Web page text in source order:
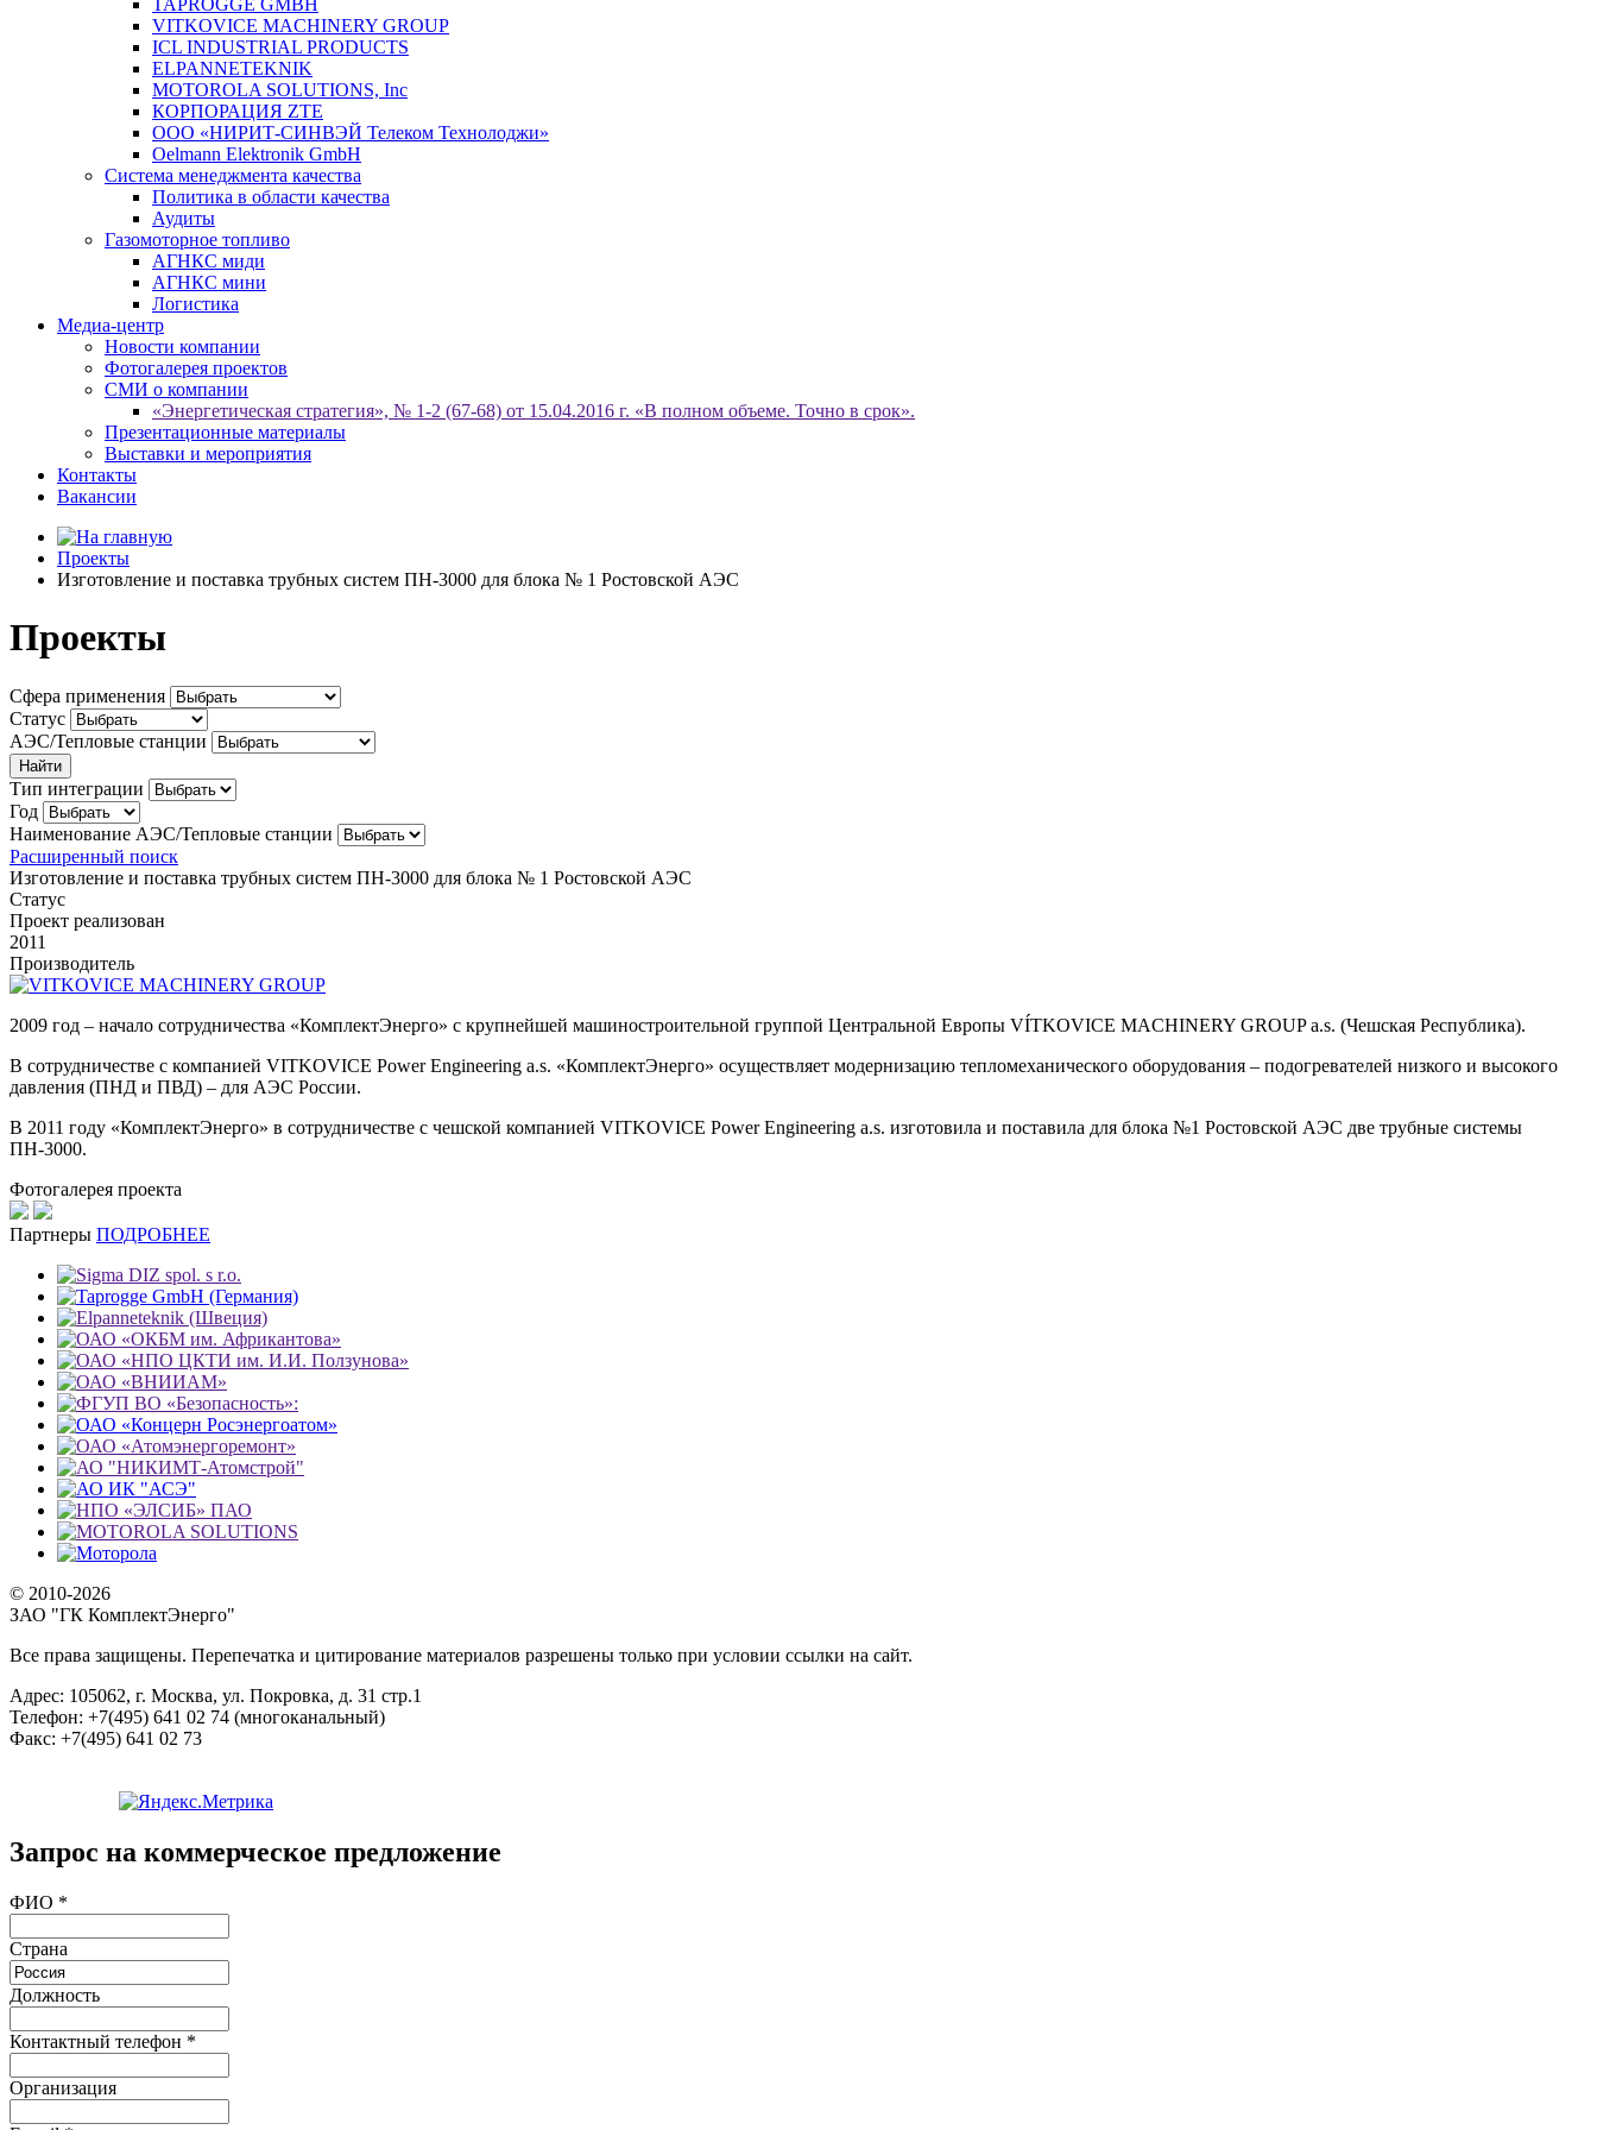
TAPROGGE GMBH
VITKOVICE MACHINERY GROUP
ICL INDUSTRIAL PRODUCTS
ELPANNETEKNIK
MOTOROLA SOLUTIONS, Inc
КОРПОРАЦИЯ ZTE
ООО «НИРИТ-СИНВЭЙ Телеком Технолоджи»
Oelmann Elektronik GmbH
Система менеджмента качества
Политика в области качества
Аудиты
Газомоторное топливо
АГНКС миди
АГНКС мини
Логистика
Медиа-центр
Новости компании
Фотогалерея проектов
СМИ о компании
«Энергетическая стратегия», № 1-2 (67-68) от 15.04.2016 г. «В полном объеме. Точно в срок».
Презентационные материалы
Выставки и мероприятия
Контакты
Вакансии
Проекты
Изготовление и поставка трубных систем ПН-3000 для блока № 1 Ростовской АЭС
Проекты
Сфера применения
Статус
АЭС/Тепловые станции
Тип интеграции
Год
Наименование АЭС/Тепловые станции
Расширенный поиск
Изготовление и поставка трубных систем ПН-3000 для блока № 1 Ростовской АЭС
Статус
Проект реализован
2011
Производитель
2009 год – начало сотрудничества «КомплектЭнерго» с крупнейшей машиностроительной группой Центральной Европы VÍTKOVICE MACHINERY GROUP a.s. (Чешская Республика).
В сотрудничестве с компанией VITKOVICE Power Engineering a.s. «КомплектЭнерго» осуществляет модернизацию тепломеханического оборудования – подогревателей низкого и высокого
давления (ПНД и ПВД) – для АЭС России.
В 2011 году «КомплектЭнерго» в сотрудничестве с чешской компанией VITKOVICE Power Engineering a.s. изготовила и поставила для блока №1 Ростовской АЭС две трубные системы
ПН-3000.
Фотогалерея проекта
Партнеры ПОДРОБНЕЕ
© 2010-2026
ЗАО "ГК КомплектЭнерго"
Все права защищены. Перепечатка и цитирование материалов разрешены только при условии ссылки на сайт.
Адрес: 105062, г. Москва, ул. Покровка, д. 31 стр.1
Телефон: +7(495) 641 02 74 (многоканальный)
Факс: +7(495) 641 02 73
Запрос на коммерческое предложение
ФИО *
Страна
Должность
Контактный телефон *
Организация